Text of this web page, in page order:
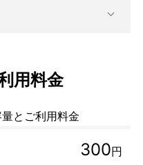
用料金
とご利用料金
300円